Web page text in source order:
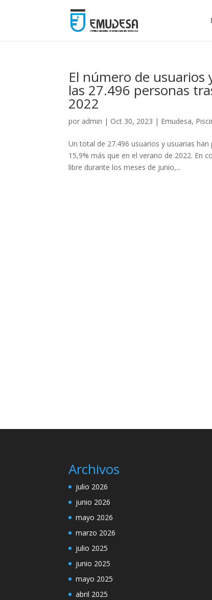
El número de usuarios
las 27.496 personas
2022
por admin | Oct 30, 2023 | Emudesa,
Un total de 27.496 usuarios y usuarias
15,9% más que en el verano de 2022. En
libre durante los meses de junio,...
Archivos
julio 2026
junio 2026
mayo 2026
marzo 2026
julio 2025
junio 2025
mayo 2025
abril 2025